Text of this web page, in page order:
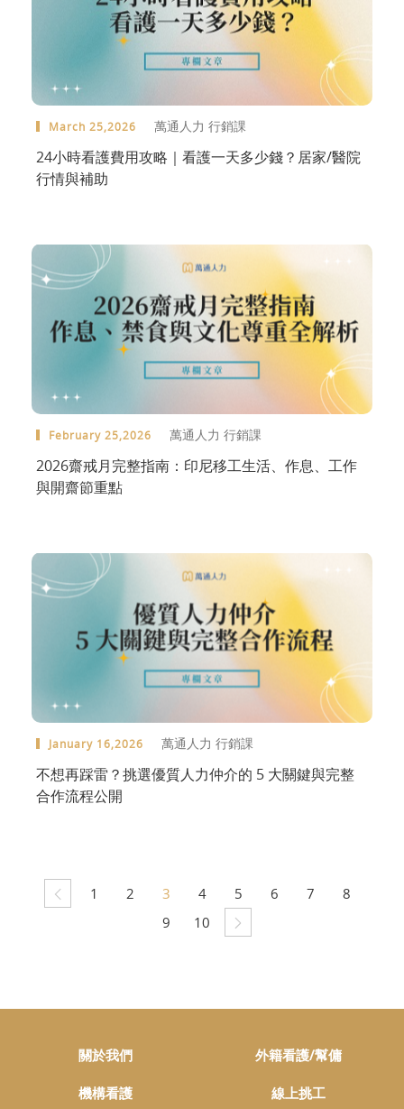
March 25,2026 萬通人力 行銷課
24小時看護費用攻略｜看護一天多少錢？居家/醫院
行情與補助
February 25,2026 萬通人力 行銷課
2026齋戒月完整指南：印尼移工生活、作息、工作
與開齋節重點
January 16,2026 萬通人力 行銷課
不想再踩雷？挑選優質人力仲介的 5 大關鍵與完整
合作流程公開
1 2 3 4 5 6 7
8
9
10
關於我們 外籍看護/幫傭
機構看護 線上挑工